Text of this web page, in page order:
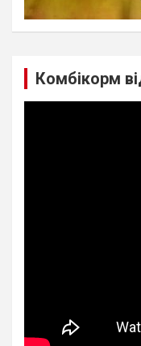
Комбікорм